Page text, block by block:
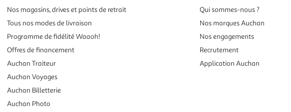
Nos magasins, drives et points de retrait
Tous nos modes de livraison
Programme de fidélité Waaoh!
Offres de financement
Auchan Traiteur
Auchan Voyages
Auchan Billetterie
Auchan Photo
Qui sommes-nous ?
Nos marques Auchan
Nos engagements
Recrutement
Application Auchan